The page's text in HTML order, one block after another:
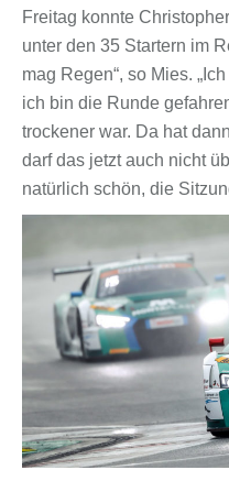
Freitag konnte
unter den 35 Startern im
mag Regen“, so Mies.
ich bin die Runde
trockener war. Da hat
darf das jetzt auch nicht
natürlich schön, die